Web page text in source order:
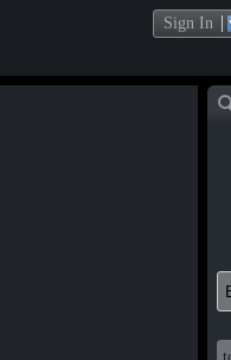
Sign In